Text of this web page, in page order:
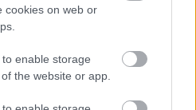
cookies on web or
enable storage
the website or app.